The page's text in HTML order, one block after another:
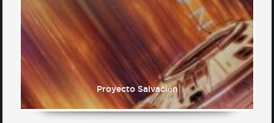
Proyecto Salvación